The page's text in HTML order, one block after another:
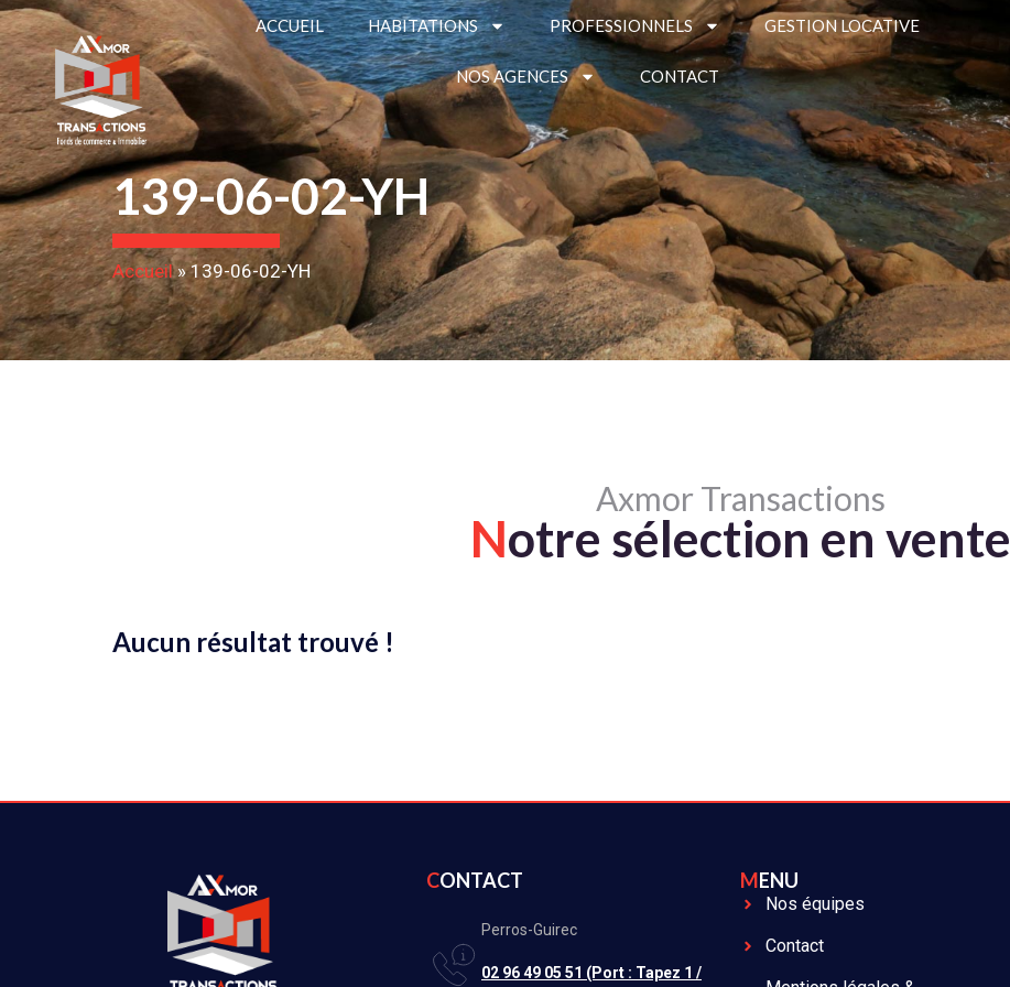
ACCUEIL HABITATIONS PROFESSIONNELS GESTION LOCATIVE
NOS AGENCES CONTACT
139-06-02-YH
Accueil»139-06-02-YH
Axmor Transactions
Notre sélection en vente
Aucun résultat trouvé !
CONTACT
Perros-Guirec
02 96 49 05 51 (Port : Tapez 1 /
MENU
Nos équipes
Contact